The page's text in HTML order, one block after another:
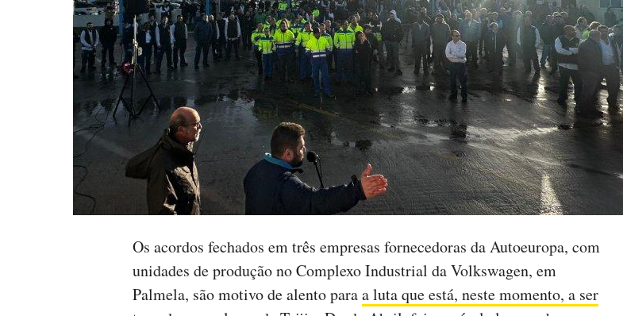
Os acordos fechados em três empresas fornecedoras da Autoeuropa, com
unidades de produção no Complexo Industrial da Volkswagen, em
Palmela, são motivo de alento paraa luta que está, neste momento, a ser